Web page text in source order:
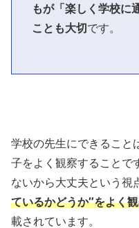
もが「楽しく学校に
ことも大切 です。
学校の先生にできること
子をよく観察することで
ないから大丈夫という視
ているかどうか″をよく
載されています。